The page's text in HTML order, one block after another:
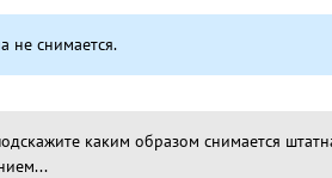
не снимается.
каким образом снимается